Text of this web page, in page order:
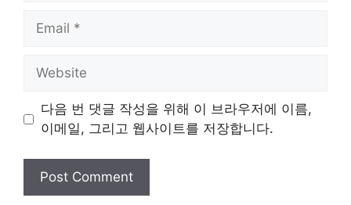
Email
Website
다음 번 댓글 작성을 위해 이 브라우저에 이름,
이메일, 그리고 웹사이트를 저장합니다.